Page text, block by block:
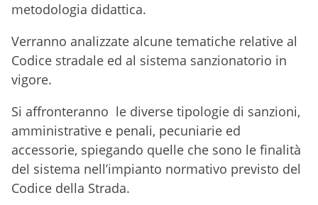
metodologia didattica.
Verranno analizzate alcune tematiche relative al
Codice stradale ed al sistema sanzionatorio in
vigore.
Si affronteranno le diverse tipologie di sanzioni,
amministrative e penali, pecuniarie ed
accessorie, spiegando quelle che sono le finalità
del sistema nell’impianto normativo previsto del
Codice della Strada.